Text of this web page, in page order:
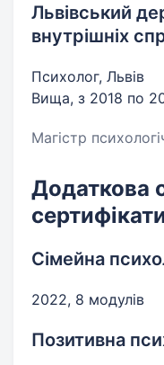
Львівський
внутрішніх
Психолог, Львів
Вища, з 2018 по
Магістр
Додаткова
Сімейна
2022, 8 модулів
Позитивна